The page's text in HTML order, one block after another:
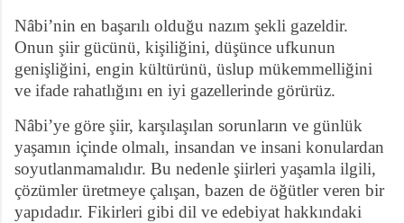
Nâbi’nin en başarılı olduğu nazım şekli gazeldir.
Onun şiir gücünü, kişiliğini, düşünce ufkunun
genişliğini, engin kültürünü, üslup mükemmelliğini
ve ifade rahatlığını en iyi gazellerinde görürüz.
Nâbi’ye göre şiir, karşılaşılan sorunların ve günlük
yaşamın içinde olmalı, insandan ve insani konulardan
soyutlanmamalıdır. Bu nedenle şiirleri yaşamla ilgili,
çözümler üretmeye çalışan, bazen de öğütler veren bir
yapıdadır. Fikirleri gibi dil ve edebiyat hakkındaki